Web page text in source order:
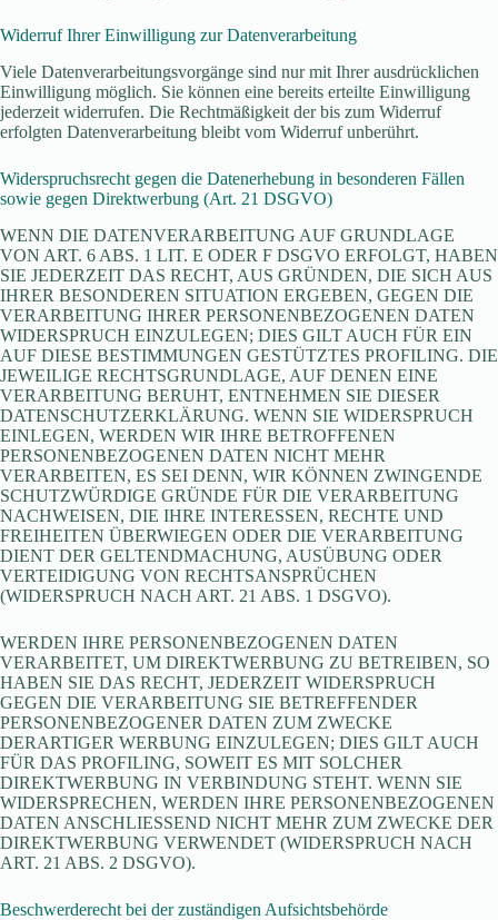
Widerruf Ihrer Einwilligung zur Datenverarbeitung
Viele Datenverarbeitungsvorgänge sind nur mit Ihrer ausdrücklichen
Einwilligung möglich. Sie können eine bereits erteilte Einwilligung
jederzeit widerrufen. Die Rechtmäßigkeit der bis zum Widerruf
erfolgten Datenverarbeitung bleibt vom Widerruf unberührt.
Widerspruchsrecht gegen die Datenerhebung in besonderen Fällen
sowie gegen Direktwerbung (Art. 21 DSGVO)
WENN DIE DATENVERARBEITUNG AUF GRUNDLAGE
VON ART. 6 ABS. 1 LIT. E ODER F DSGVO ERFOLGT, HABEN
SIE JEDERZEIT DAS RECHT, AUS GRÜNDEN, DIE SICH AUS
IHRER BESONDEREN SITUATION ERGEBEN, GEGEN DIE
VERARBEITUNG IHRER PERSONENBEZOGENEN DATEN
WIDERSPRUCH EINZULEGEN; DIES GILT AUCH FÜR EIN
AUF DIESE BESTIMMUNGEN GESTÜTZTES PROFILING. DIE
JEWEILIGE RECHTSGRUNDLAGE, AUF DENEN EINE
VERARBEITUNG BERUHT, ENTNEHMEN SIE DIESER
DATENSCHUTZERKLÄRUNG. WENN SIE WIDERSPRUCH
EINLEGEN, WERDEN WIR IHRE BETROFFENEN
PERSONENBEZOGENEN DATEN NICHT MEHR
VERARBEITEN, ES SEI DENN, WIR KÖNNEN ZWINGENDE
SCHUTZWÜRDIGE GRÜNDE FÜR DIE VERARBEITUNG
NACHWEISEN, DIE IHRE INTERESSEN, RECHTE UND
FREIHEITEN ÜBERWIEGEN ODER DIE VERARBEITUNG
DIENT DER GELTENDMACHUNG, AUSÜBUNG ODER
VERTEIDIGUNG VON RECHTSANSPRÜCHEN
(WIDERSPRUCH NACH ART. 21 ABS. 1 DSGVO).
WERDEN IHRE PERSONENBEZOGENEN DATEN
VERARBEITET, UM DIREKTWERBUNG ZU BETREIBEN, SO
HABEN SIE DAS RECHT, JEDERZEIT WIDERSPRUCH
GEGEN DIE VERARBEITUNG SIE BETREFFENDER
PERSONENBEZOGENER DATEN ZUM ZWECKE
DERARTIGER WERBUNG EINZULEGEN; DIES GILT AUCH
FÜR DAS PROFILING, SOWEIT ES MIT SOLCHER
DIREKTWERBUNG IN VERBINDUNG STEHT. WENN SIE
WIDERSPRECHEN, WERDEN IHRE PERSONENBEZOGENEN
DATEN ANSCHLIESSEND NICHT MEHR ZUM ZWECKE DER
DIREKTWERBUNG VERWENDET (WIDERSPRUCH NACH
ART. 21 ABS. 2 DSGVO).
Beschwerde­recht bei der zuständigen Aufsichts­behörde